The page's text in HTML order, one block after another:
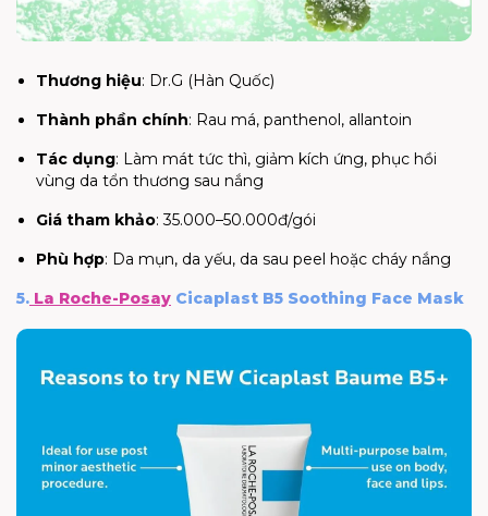
Thương hiệu: Dr.G (Hàn Quốc)
Thành phần chính: Rau má, panthenol, allantoin
Tác dụng: Làm mát tức thì, giảm kích ứng, phục hồi
vùng da tổn thương sau nắng
Giá tham khảo: 35.000–50.000đ/gói
Phù hợp: Da mụn, da yếu, da sau peel hoặc cháy nắng
5. La Roche-Posay Cicaplast B5 Soothing Face Mask